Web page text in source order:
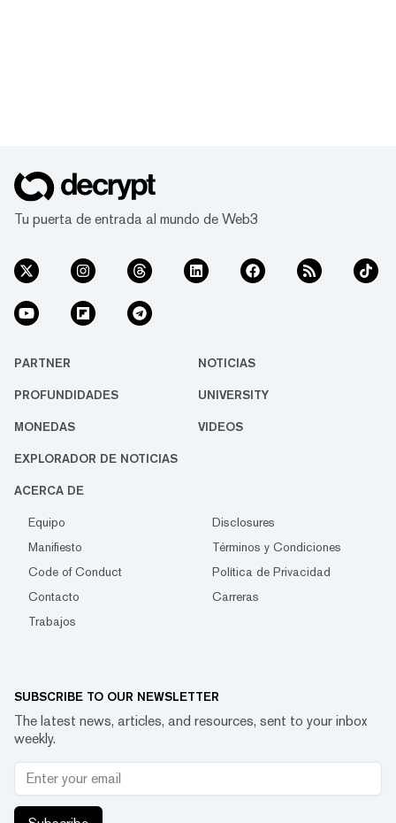
Tu puerta de entrada al mundo de Web3
PARTNER NOTICIAS
PROFUNDIDADES UNIVERSITY
MONEDAS VIDEOS
EXPLORADOR DE NOTICIAS
ACERCA DE
Equipo
Disclosures
Manifiesto
Términos y Condiciones
Code of Conduct
Política de Privacidad
Contacto
Carreras
Trabajos
SUBSCRIBE TO OUR NEWSLETTER
The latest news, articles, and resources, sent to your inbox
weekly.